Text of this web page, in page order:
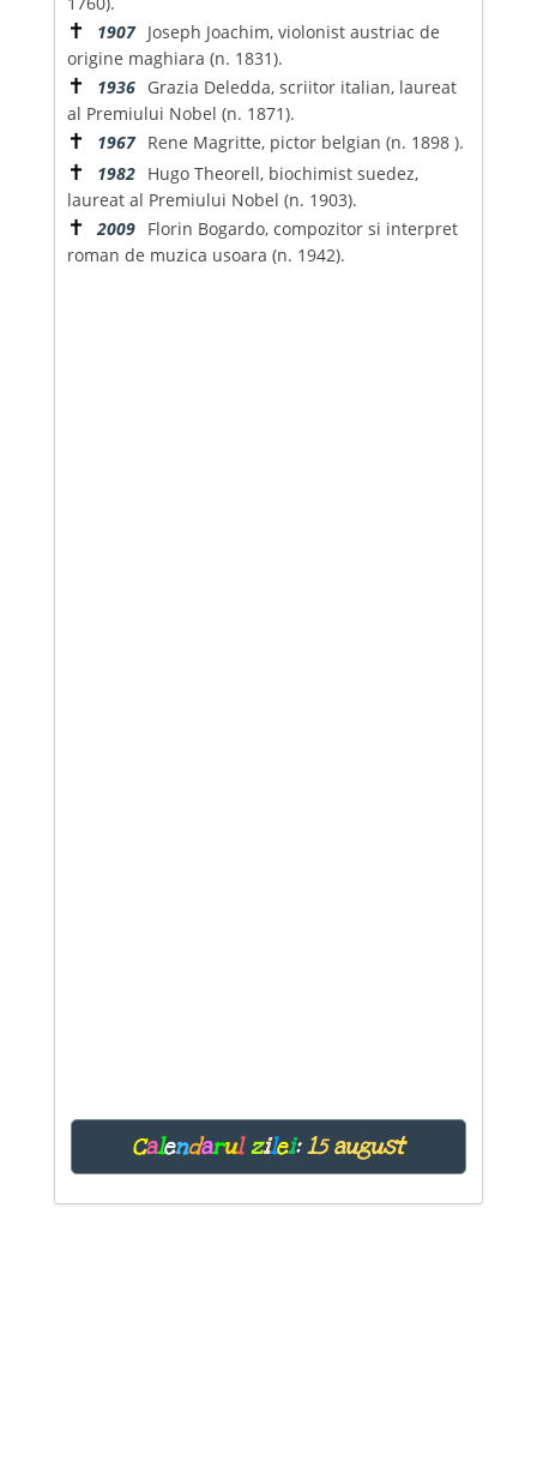
✝ 1907 Joseph Joachim, violonist austriac de
origine maghiara (n. 1831).
✝ 1936 Grazia Deledda, scriitor italian, laureat
al Premiului Nobel (n. 1871).
✝ 1967 Rene Magritte, pictor belgian (n. 1898 ).
✝ 1982 Hugo Theorell, biochimist suedez,
laureat al Premiului Nobel (n. 1903).
✝ 2009 Florin Bogardo, compozitor si interpret
roman de muzica usoara (n. 1942).
Calendarul zilei: 15 august